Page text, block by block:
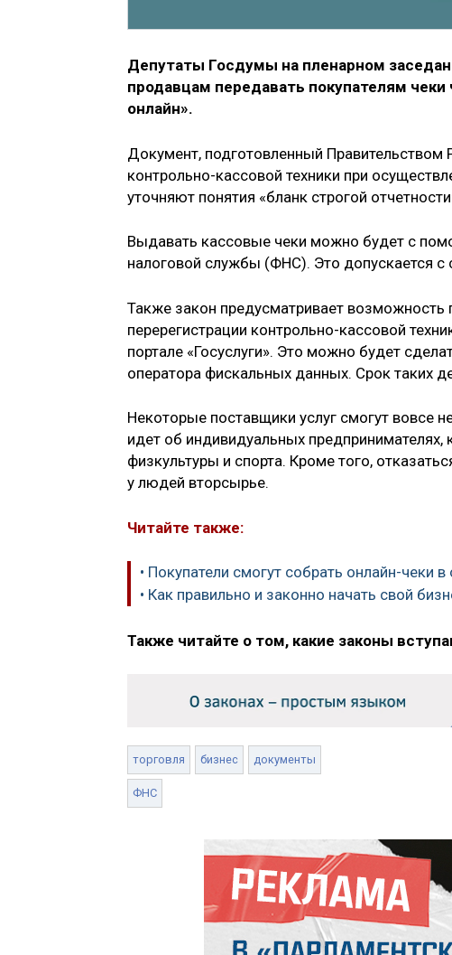
Депутаты Госдумы на пленарном
продавцам передавать покупателям
онлайн».
Документ, подготовленный
контрольно-кассовой техники при
уточняют понятия «бланк строгой
Выдавать кассовые чеки можно будет с
налоговой службы (ФНС). Это допускается с
Также закон предусматривает возможность
перерегистрации контрольно-кассовой
портале «Госуслуги». Это можно будет
оператора фискальных данных. Срок таких
Некоторые поставщики услуг смогут вовсе
идет об индивидуальных
физкультуры и спорта. Кроме того,
у людей вторсырье.
Читайте также:
• Покупатели смогут собрать онлайн-чеки
• Как правильно и законно начать свой
Также читайте о том, какие законы
торговля бизнес документы
ФНС